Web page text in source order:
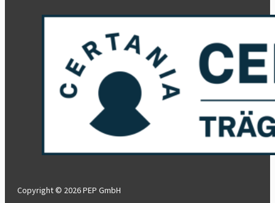
Copyright © 2026 PEP GmbH